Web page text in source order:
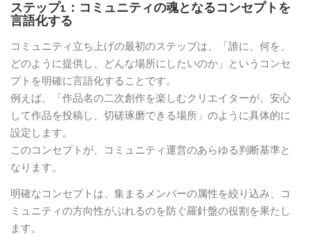
ステップ1：コミュニティの魂となるコンセプトを
言語化する
コミュニティ立ち上げの最初のステップは、「誰に、何を、
どのように提供し、どんな場所にしたいのか」というコンセ
プトを明確に言語化することです。
例えば、「作品名の二次創作を楽しむクリエイターが、安心
して作品を投稿し、切磋琢磨できる場所」のように具体的に
設定します。
このコンセプトが、コミュニティ運営のあらゆる判断基準と
なります。
明確なコンセプトは、集まるメンバーの属性を絞り込み、コ
ミュニティの方向性がぶれるのを防ぐ羅針盤の役割を果たし
ます。